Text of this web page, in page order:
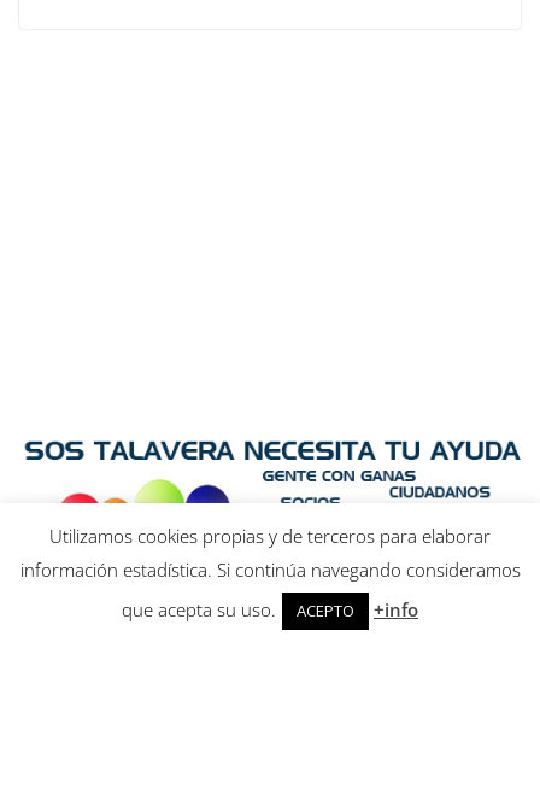
Utilizamos cookies propias y de terceros para elaborar
información estadística. Si continúa navegando consideramos
que acepta su uso.
ACEPTO +info